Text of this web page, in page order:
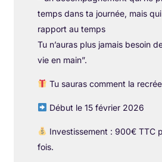
temps dans ta journée, mais
rapport au temps
Tu n’auras plus jamais besoin
vie en main”.
Tu sauras comment la
Début le 15 février 2026
Investissement : 900€ TTC
fois.